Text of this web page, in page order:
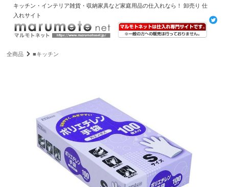
キッチン・インテリア雑貨・収納家具など家庭用品の仕入れなら！ 卸売り 仕
入れサイト
全商品 ■キッチン